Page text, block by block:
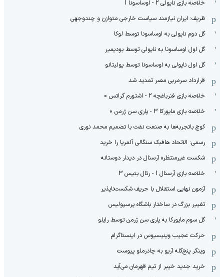
خلاصه بازی ناپولی 2 - اوساسونا 1
ظریف: ایران نیازمند سیاست خارجی متوازن و چندوجهی
گل دوم ناپولی به اوساسونا توسط لوکا
گل اول اوساسونا به ناپولی توسط بودیمیر
گل اول ناپولی به اوساسونا توسط پولیتانو
قرارداد سرمربی مصر تمدید شد
خلاصه بازی فنرباغچه 2 - اشتورم گراتس 0
خلاصه بازی مایورکا 3 - پاری سن ژرمن 0
کوچ باتجربه‌ها به صنعت نفت با تصمیم محمد نوری
رسمی: الاتحاد هافبک سنگالی آلمریا را خرید
شکست غیرمنتظره آرسنال در دیدار دوستانه
خلاصه بازی آرسنال 1 - رئال بتیس 3
آزمون نهایی استقلال با حریف شکست‌ناپذیر
تغییر بزرگ در ساختار باشگاه پرسپولیس
گل سوم مایورکا به پاری سن ژرمن توسط رایلو
حرکت عجیب وینیسیوس در اینستاگرام
وینگر پنج‌گله آریو به چادرملو پیوست
خرید جدید خیبر از تیم قهرمان می‌آید